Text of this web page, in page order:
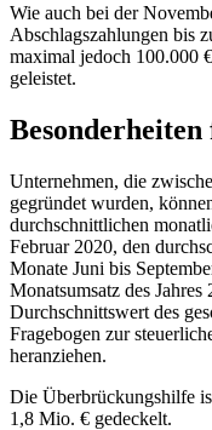
Wie auch bei der
Abschlagszahlungen bis
maximal jedoch 100.000
geleistet.
Unternehmen, die
gegründet wurden,
durchschnittlichen
Februar 2020, den
Monate Juni bis
Monatsumsatz des
Durchschnittswert des
Fragebogen zur
heranziehen.
Die Überbrückungshilfe
1,8 Mio. € gedeckelt.